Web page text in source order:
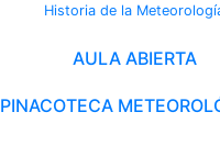
Historia de la
AULA ABIERTA
PINACOTECA